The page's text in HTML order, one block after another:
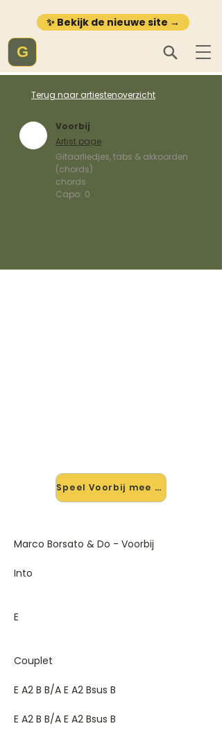
✨ Bekijk de nieuwe site →
G
Terug naar artiestenoverzicht
Voorbij
Artist page
Gitaarliedjes, tabs & akkoorden
(chords)
chords
Capo: 0
Speel Voorbij mee →
Marco Borsato & Do - Voorbij
Into
E
Couplet
E A2 B B/A E A2 Bsus B
E A2 B B/A E A2 Bsus B